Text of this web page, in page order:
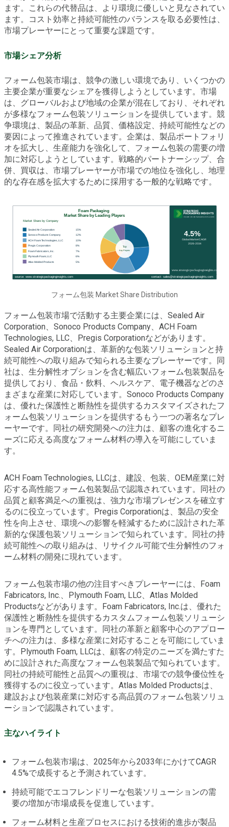
ます。これらの代替品は、より環境に優しいと見なされてい
ます。コスト効率と持続可能性のバランスを取る必要性は、
市場プレーヤーにとって重要な課題です。
市場シェア分析
フォーム包装市場は、競争の激しい環境であり、いくつかの
主要企業が重要なシェアを獲得しようとしています。市場
は、グローバルおよび地域の企業が混在しており、それぞれ
が多様なフォーム包装ソリューションを提供しています。競
争環境は、製品の革新、品質、価格設定、持続可能性などの
要因によって推進されています。企業は、製品ポートフォリ
オを拡大し、生産能力を強化して、フォーム包装の需要の増
加に対応しようとしています。戦略的パートナーシップ、合
併、買収は、市場プレーヤーが市場での地位を強化し、地理
的な存在感を拡大するために採用する一般的な戦略です。
フォーム包装 Market Share Distribution
フォーム包装市場で活動する主要企業には、Sealed Air
Corporation、Sonoco Products Company、ACH Foam
Technologies, LLC、Pregis Corporationなどがあります。
Sealed Air Corporationは、革新的な包装ソリューションと持
続可能性への取り組みで知られる主要なプレーヤーです。同
社は、生分解性オプションを含む幅広いフォーム包装製品を
提供しており、食品・飲料、ヘルスケア、電子機器などのさ
まざまな産業に対応しています。Sonoco Products Company
は、優れた保護性と断熱性を提供するカスタマイズされたフ
ォーム包装ソリューションを提供するもう一つの著名なプレ
ーヤーです。同社の研究開発への注力は、顧客の進化するニ
ーズに応える高度なフォーム材料の導入を可能にしていま
す。
ACH Foam Technologies, LLCは、建設、包装、OEM産業に対
応する高性能フォーム包装製品で認識されています。同社の
品質と顧客満足への重視は、強力な市場プレゼンスを確立す
るのに役立っています。Pregis Corporationは、製品の安全
性を向上させ、環境への影響を軽減するために設計された革
新的な保護包装ソリューションで知られています。同社の持
続可能性への取り組みは、リサイクル可能で生分解性のフォ
ーム材料の開発に現れています。
フォーム包装市場の他の注目すべきプレーヤーには、Foam
Fabricators, Inc.、Plymouth Foam, LLC、Atlas Molded
Productsなどがあります。Foam Fabricators, Inc.は、優れた
保護性と断熱性を提供するカスタムフォーム包装ソリューシ
ョンを専門としています。同社の革新と顧客中心のアプロー
チへの注力は、多様な産業に対応することを可能にしていま
す。Plymouth Foam, LLCは、顧客の特定のニーズを満たすた
めに設計された高度なフォーム包装製品で知られています。
同社の持続可能性と品質への重視は、市場での競争優位性を
獲得するのに役立っています。Atlas Molded Productsは、
建設および包装産業に対応する高品質のフォーム包装ソリュ
ーションで認識されています。
主なハイライト
フォーム包装市場は、2025年から2033年にかけてCAGR
4.5%で成長すると予測されています。
持続可能でエコフレンドリーな包装ソリューションの需
要の増加が市場成長を促進しています。
フォーム材料と生産プロセスにおける技術的進歩が製品